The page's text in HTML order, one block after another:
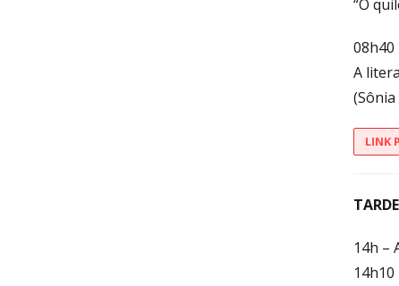
“O
08h40
A
LINK
TARDE
14h –